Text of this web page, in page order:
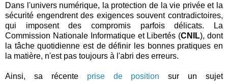
Dans l'univers numérique, la protection de la vie privée et la
sécurité engendrent des exigences souvent contradictoires,
qui imposent des compromis parfois délicats. La
Commission Nationale Informatique et Libertés (CNIL), dont
la tâche quotidienne est de définir les bonnes pratiques en
la matière, n'est pas toujours à l'abri des erreurs.
Ainsi, sa récente prise de position sur un sujet